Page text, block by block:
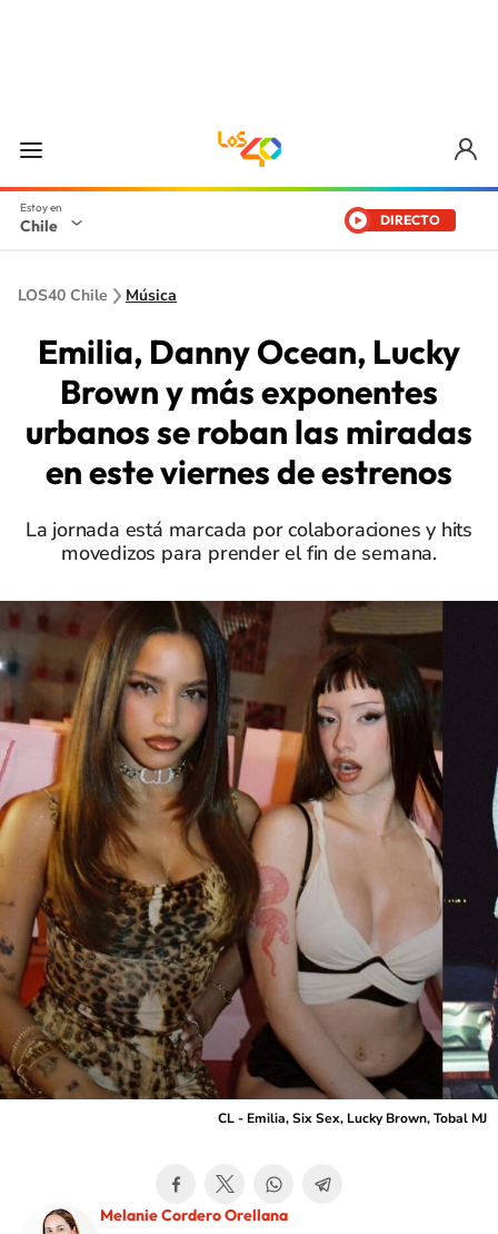
Chile DIRECTO
LOS40 Chile Música
Emilia, Danny Ocean, Lucky
Brown y más exponentes
urbanos se roban las miradas
en este viernes de estrenos
La jornada está marcada por colaboraciones y hits
movedizos para prender el fin de semana.
CL - Emilia, Six Sex, Lucky Brown, Tobal MJ
Melanie Cordero Orellana